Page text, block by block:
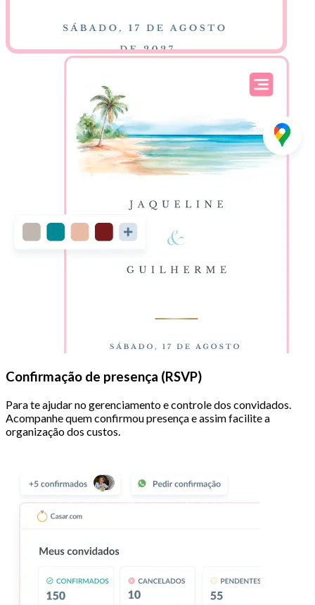
Confirmação de presença (RSVP)
Para te ajudar no gerenciamento e controle dos convidados.
Acompanhe quem confirmou presença e assim facilite a
organização dos custos.